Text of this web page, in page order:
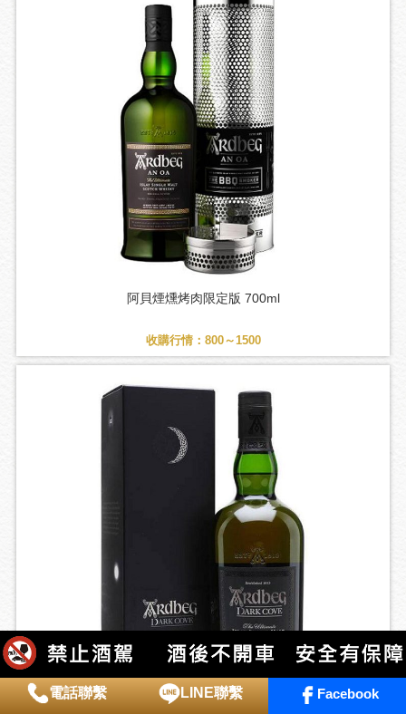
電話聯繫 LINE聯繫 Facebook
阿貝煙燻烤肉限定版 700ml
收購行情：800～1500